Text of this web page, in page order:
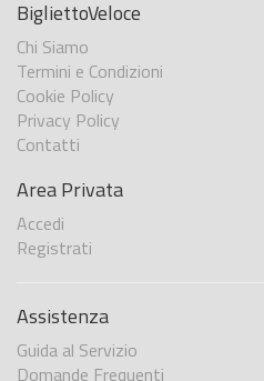
BigliettoVeloce
Chi Siamo
Termini e Condizioni
Cookie Policy
Privacy Policy
Contatti
Area Privata
Accedi
Registrati
Assistenza
Guida al Servizio
Domande Frequenti